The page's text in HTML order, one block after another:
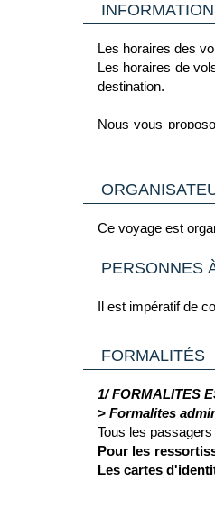
Les horaires des
Les horaires de
destination.
Nous vous
La continuité de
Ce voyage est
PERSONNES
Il est impératif de
FORMALITÉS
1/ FORMALITES
> Formalites
Tous les
Pour les
Les cartes
de privilégier